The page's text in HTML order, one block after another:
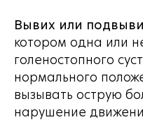
Вывих или
котором одна или
голеностопного
нормального
вызывать острую
нарушение